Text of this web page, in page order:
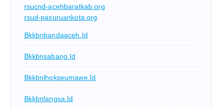
rsucnd-acehbaratkab.org
rsud-pasuruankota.org
Bkkbnbandaaceh.id
Bkkbnsabang.id
Bkkbnlhokseumawe.id
Bkkbnlangsa.id